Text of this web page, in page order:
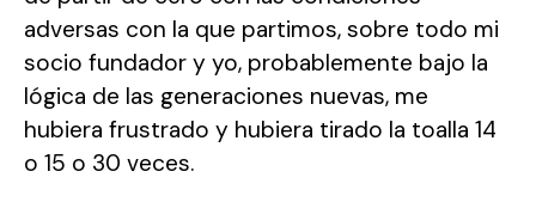
adversas con la que partimos, sobre todo mi
socio fundador y yo, probablemente bajo la
lógica de las generaciones nuevas, me
hubiera frustrado y hubiera tirado la toalla 14
o 15 o 30 veces.